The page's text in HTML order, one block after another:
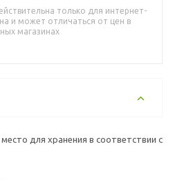
только для интернет-
и может отличаться от цен в
магазинах
для хранения в соответствии с